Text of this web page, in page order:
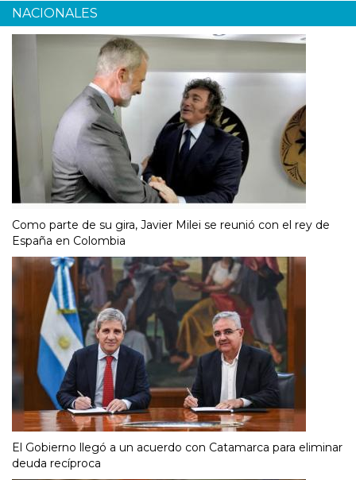
NACIONALES
Como parte de su gira, Javier Milei se reunió con el rey de
España en Colombia
El Gobierno llegó a un acuerdo con Catamarca para eliminar
deuda recíproca